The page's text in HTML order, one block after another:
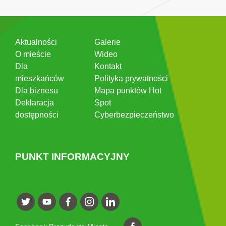
Aktualności
O mieście
Dla
mieszkańców
Dla biznesu
Deklaracja
dostępności
Galerie
Wideo
Kontakt
Polityka prywatności
Mapa punktów Hot
Spot
Cyberbezpieczeństwo
PUNKT INFORMACYJNY